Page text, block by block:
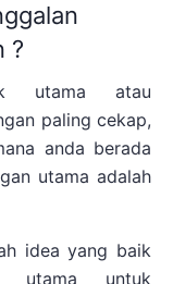
?
utama atau
paling cekap,
anda berada
utama adalah
idea yang baik
utama untuk